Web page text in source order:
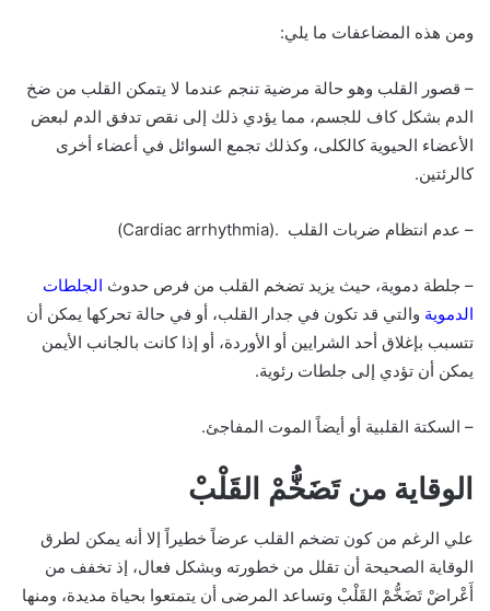
ومن هذه المضاعفات ما يلي:
– قصور القلب وهو حالة مرضية تنجم عندما لا يتمكن القلب من ضخ
الدم بشكل كاف للجسم، مما يؤدي ذلك إلى نقص تدفق الدم لبعض
الأعضاء الحيوية كالكلى، وكذلك تجمع السوائل في أعضاء أخرى
كالرئتين.
– عدم انتظام ضربات القلب .(Cardiac arrhythmia)
– جلطة دموية، حيث يزيد تضخم القلب من فرص حدوث الجلطات
الدموية والتي قد تكون في جدار القلب، أو في حالة تحركها يمكن أن
تتسبب بإغلاق أحد الشرايين أو الأوردة، أو إذا كانت بالجانب الأيمن
يمكن أن تؤدي إلى جلطات رئوية.
– السكتة القلبية أو أيضاً الموت المفاجئ.
الوقاية من تَضَخُّمْ القَلْبْ
علي الرغم من كون تضخم القلب عرضاً خطيراً إلا أنه يمكن لطرق
الوقاية الصحيحة أن تقلل من خطورته وبشكل فعال، إذ تخفف من
أَعْراضْ تَضَخُّمْ القَلْبْ وتساعد المرضى أن يتمتعوا بحياة مديدة، ومنها